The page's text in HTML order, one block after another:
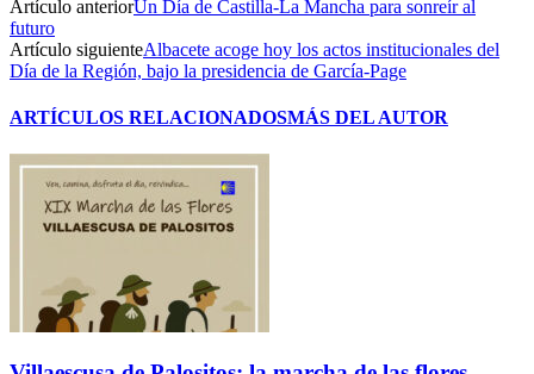
Artículo anteriorUn Día de Castilla-La Mancha para sonreír al
futuro
Artículo siguienteAlbacete acoge hoy los actos institucionales del
Día de la Región, bajo la presidencia de García-Page
ARTÍCULOS RELACIONADOSMÁS DEL AUTOR